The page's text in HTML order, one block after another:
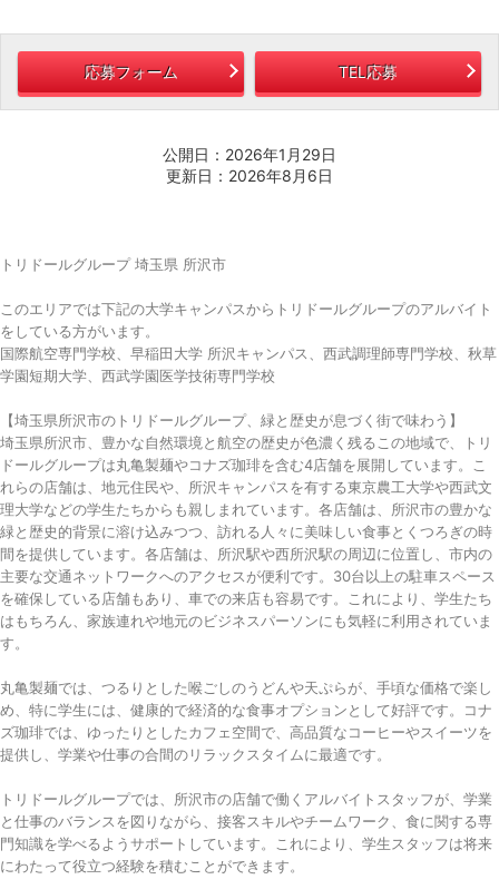
応募フォーム TEL応募
公開日：2026年1月29日
更新日：2026年8月6日
トリドールグループ 埼玉県 所沢市
このエリアでは下記の大学キャンパスからトリドールグループのアルバイト
をしている方がいます。
国際航空専門学校、早稲田大学 所沢キャンパス、西武調理師専門学校、秋草
学園短期大学、西武学園医学技術専門学校
【埼玉県所沢市のトリドールグループ、緑と歴史が息づく街で味わう】
埼玉県所沢市、豊かな自然環境と航空の歴史が色濃く残るこの地域で、トリ
ドールグループは丸亀製麺やコナズ珈琲を含む4店舗を展開しています。こ
れらの店舗は、地元住民や、所沢キャンパスを有する東京農工大学や西武文
理大学などの学生たちからも親しまれています。各店舗は、所沢市の豊かな
緑と歴史的背景に溶け込みつつ、訪れる人々に美味しい食事とくつろぎの時
間を提供しています。各店舗は、所沢駅や西所沢駅の周辺に位置し、市内の
主要な交通ネットワークへのアクセスが便利です。30台以上の駐車スペース
を確保している店舗もあり、車での来店も容易です。これにより、学生たち
はもちろん、家族連れや地元のビジネスパーソンにも気軽に利用されていま
す。
丸亀製麺では、つるりとした喉ごしのうどんや天ぷらが、手頃な価格で楽し
め、特に学生には、健康的で経済的な食事オプションとして好評です。コナ
ズ珈琲では、ゆったりとしたカフェ空間で、高品質なコーヒーやスイーツを
提供し、学業や仕事の合間のリラックスタイムに最適です。
トリドールグループでは、所沢市の店舗で働くアルバイトスタッフが、学業
と仕事のバランスを図りながら、接客スキルやチームワーク、食に関する専
門知識を学べるようサポートしています。これにより、学生スタッフは将来
にわたって役立つ経験を積むことができます。